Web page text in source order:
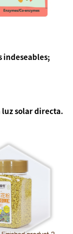
indeseables;
luz solar directa.